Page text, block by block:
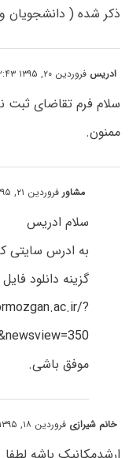
ذکر شده ( دانشجویان ورودی ۹۱
ادریس فروردین ۲۰, ۱۳۹۵ at ۲:۴۳ ق٫ظ
سلام فرم تقاضای ثبت
ممنون.
مشاورفروردین ۲۱, ۱۳۹۵ at ۱:۲۵ ق٫ظ
سلام ادریس
به ادرس سایتی
گزینه دانلود
?
موفق باشی.
خانم شیرازی فروردین ۱۸, ۱۳۹۵ at ۱۱:۲۴ ق٫ظ